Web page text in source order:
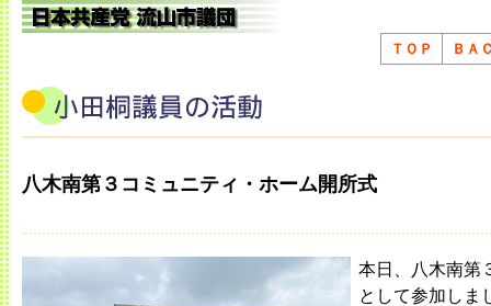
ＴＯＰ ＢＡ
八木南第３コミュニティ・ホーム開所式
本日、八木南第
として参加しま